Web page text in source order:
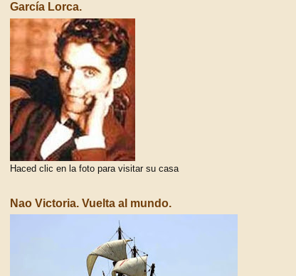
García Lorca.
Haced clic en la foto para visitar su casa
Nao Victoria. Vuelta al mundo.